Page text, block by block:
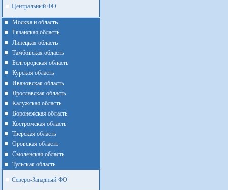
Центральный ФО
Москва и область
Рязанская область
Липецкая область
Тамбовская область
Белгородская область
Курская область
Ивановская область
Ярославская область
Калужская область
Воронежская область
Костромская область
Тверская область
Оровская область
Смоленская область
Тульская область
Северо-Западный ФО